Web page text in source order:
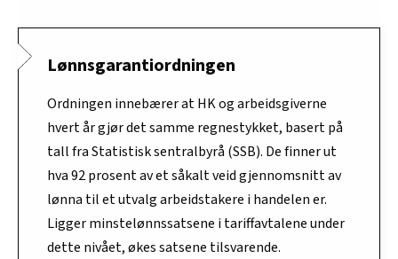
Lønnsgarantiordningen
Ordningen innebærer at HK og arbeidsgiverne
hvert år gjør det samme regnestykket, basert på
tall fra Statistisk sentralbyrå (SSB). De finner ut
hva 92 prosent av et såkalt veid gjennomsnitt av
lønna til et utvalg arbeidstakere i handelen er.
Ligger minstelønnssatsene i tariffavtalene under
dette nivået, økes satsene tilsvarende.